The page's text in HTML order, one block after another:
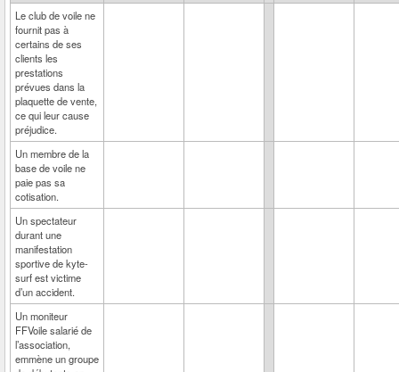
Le club de voile ne
fournit pas à
certains de ses
clients les
prestations
prévues dans la
plaquette de vente,
ce qui leur cause
préjudice.
Un membre de la
base de voile ne
paie pas sa
cotisation.
Un spectateur
durant une
manifestation
sportive de kyte-
surf est victime
d’un accident.
Un moniteur
FFVoile salarié de
l’association,
emmène un groupe